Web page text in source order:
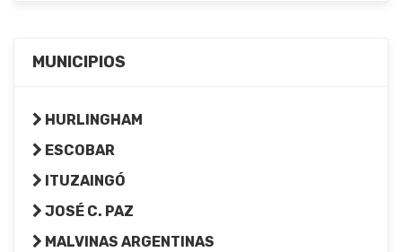
MUNICIPIOS
HURLINGHAM
ESCOBAR
ITUZAINGÓ
JOSÉ C. PAZ
MALVINAS ARGENTINAS